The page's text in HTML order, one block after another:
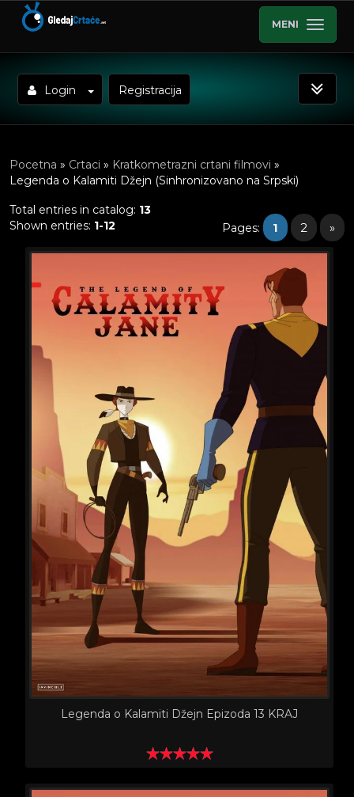
MENI
Login Registracija
Pocetna » Crtaci » Kratkometrazni crtani filmovi »
Legenda o Kalamiti Džejn (Sinhronizovano na Srpski)
Total entries in catalog: 13
Shown entries: 1-12 Pages: 1 2 »
Legenda o Kalamiti Džejn Epizoda 13 KRAJ